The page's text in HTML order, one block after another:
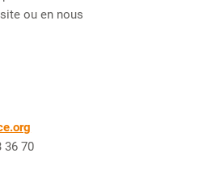
ou en nous
36 70